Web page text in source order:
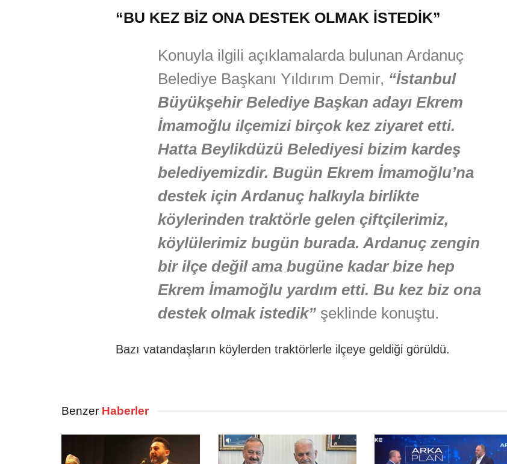
“BU KEZ BİZ ONA DESTEK OLMAK İSTEDİK”
Konuyla ilgili açıklamalarda bulunan Ardanuç
Belediye Başkanı Yıldırım Demir, “İstanbul
Büyükşehir Belediye Başkan adayı Ekrem
İmamoğlu ilçemizi birçok kez ziyaret etti.
Hatta Beylikdüzü Belediyesi bizim kardeş
belediyemizdir. Bugün Ekrem İmamoğlu’na
destek için Ardanuç halkıyla birlikte
köylerinden traktörle gelen çiftçilerimiz,
köylülerimiz bugün burada. Ardanuç zengin
bir ilçe değil ama bugüne kadar bize hep
Ekrem İmamoğlu yardım etti. Bu kez biz ona
destek olmak istedik” şeklinde konuştu.
Bazı vatandaşların köylerden traktörlerle ilçeye geldiği görüldü.
Benzer Haberler